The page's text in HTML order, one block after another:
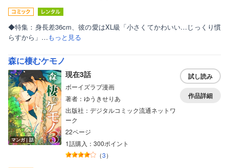
◆特集：身長差36cm、彼の愛はXL級「小さくてかわいい…じっくり慣
らすから」…もっと見る
森に棲むケモノ
マンガ｜話
現在3話
ボーイズラブ漫画
著者：ゆうきせりあ
出版社：デジタルコミック流通ネットワ
ーク
22ページ
1話購入：300ポイント
（3）
試し読み
作品詳細